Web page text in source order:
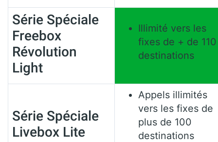
Série Spéciale
Freebox
Révolution
Light
Illimité vers les
fixes de + de 110
destinations
Série Spéciale
Livebox Lite
Appels illimités
vers les fixes de
plus de 100
destinations